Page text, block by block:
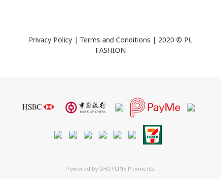
Privacy Policy | Terms and Conditions | 2020 © PL
FASHION
Powered by SHOPLINE Payments